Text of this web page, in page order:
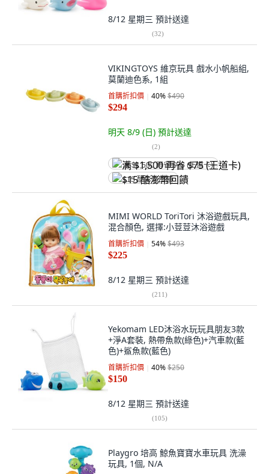
8/12 星期三 預計送達
(32)
VIKINGTOYS 維京玩具 戲水小帆船組,
莫蘭迪色系, 1組
首購折扣價 40%$490
$294
明天 8/9 (日) 預計送達
(2)
满 $1,500 再省 $75 (王道卡)
$15 酷澎幣回饋
MIMI WORLD ToriTori 沐浴遊戲玩具,
混合顏色, 選擇:小荳荳沐浴遊戲
首購折扣價 54%$493
$225
8/12 星期三 預計送達
(211)
Yekomam LED沐浴水玩玩具朋友3款
+淨A套裝, 熱帶魚款(綠色)+汽車款(藍
色)+鯊魚款(藍色)
首購折扣價 40%$250
$150
8/12 星期三 預計送達
(105)
Playgro 培高 鯨魚寶寶水車玩具 洗澡
玩具, 1個, N/A